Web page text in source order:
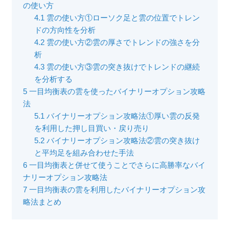
の使い方
4.1 雲の使い方①ローソク足と雲の位置でトレン
ドの方向性を分析
4.2 雲の使い方②雲の厚さでトレンドの強さを分
析
4.3 雲の使い方③雲の突き抜けでトレンドの継続
を分析する
5一目均衡表の雲を使ったバイナリーオプション攻略
法
5.1 バイナリーオプション攻略法①厚い雲の反発
を利用した押し目買い・戻り売り
5.2 バイナリーオプション攻略法②雲の突き抜け
と平均足を組み合わせた手法
6一目均衡表と併せて使うことでさらに高勝率なバイ
ナリーオプション攻略法
7一目均衡表の雲を利用したバイナリーオプション攻
略法まとめ